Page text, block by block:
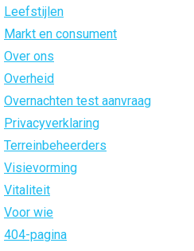
Leefstijlen
Markt en consument
Over ons
Overheid
Overnachten test aanvraag
Privacyverklaring
Terreinbeheerders
Visievorming
Vitaliteit
Voor wie
404-pagina